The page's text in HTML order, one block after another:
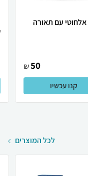
עם תאורה
50
₪
קנו עכשיו
לכל המוצרים